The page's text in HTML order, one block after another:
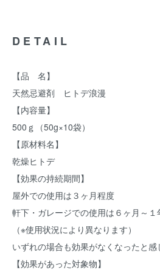
DETAIL
【品 名】
天然忌避剤 ヒトデ浪漫
【内容量】
500ｇ（50g×10袋）
【原材料名】
乾燥ヒトデ
【効果の持続期間】
屋外での使用は３ヶ月程度
軒下・ガレージでの使用は６ヶ月～１
（※使用状況により異なります）
いずれの場合も効果がなくなったと
【効果があった対象物】